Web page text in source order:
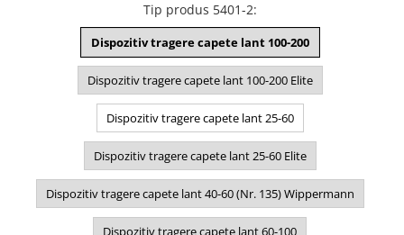
Tip produs 5401-2:
Dispozitiv tragere capete lant 100-200
Dispozitiv tragere capete lant 100-200 Elite
Dispozitiv tragere capete lant 25-60
Dispozitiv tragere capete lant 25-60 Elite
Dispozitiv tragere capete lant 40-60 (Nr. 135) Wippermann
Dispozitiv tragere capete lant 60-100